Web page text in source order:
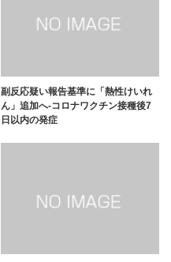
副反応疑い報告基準に「熱性けいれ
ん」追加へ-コロナワクチン接種後7
日以内の発症